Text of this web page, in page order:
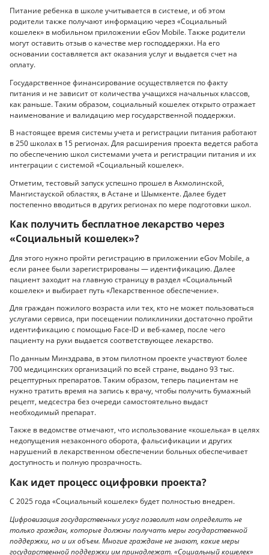
Питание ребенка в школе учитывается в системе, и об этом
родители также получают информацию через «Социальный
кошелек» в мобильном приложении eGov Mobile. Также родители
могут оставить отзыв о качестве мер господдержки. На его
основании составляется акт оказания услуг и выдается счет на
оплату.
Государственное финансирование осуществляется по факту
питания и не зависит от количества учащихся начальных классов,
как раньше. Таким образом, социальный кошелек открыто отражает
наименование и валидацию мер государственной поддержки.
В настоящее время системы учета и регистрации питания работают
в 250 школах в 15 регионах. Для расширения проекта ведется работа
по обеспечению школ системами учета и регистрации питания и их
интеграции с системой «Социальный кошелек».
Отметим, тестовый запуск успешно прошел в Акмолинской,
Мангистауской областях, в Астане и Шымкенте. Далее будет
постепенно вводиться в других регионах по мере подготовки школ.
Как получить бесплатное лекарство через
«Социальный кошелек»?
Для этого нужно пройти регистрацию в приложении eGov Mobile, а
если ранее были зарегистрированы — идентификацию. Далее
пациент заходит на главную страницу в раздел «Социальный
кошелек» и выбирает путь «Лекарственное обеспечение».
Для граждан пожилого возраста или тех, кто не может пользоваться
услугами сервиса, при посещении поликлиники достаточно пройти
идентификацию с помощью Face-ID и веб-камер, после чего
пациенту на руки выдается соответствующее лекарство.
По данным Минздрава, в этом пилотном проекте участвуют более
700 медицинских организаций по всей стране, выдано 93 тыс.
рецептурных препаратов. Таким образом, теперь пациентам не
нужно тратить время на запись к врачу, чтобы получить бумажный
рецепт, медсестра без очереди самостоятельно выдаст
необходимый препарат.
Также в ведомстве отмечают, что использование «кошелька» в целях
недопущения незаконного оборота, фальсификации и других
нарушений в лекарственном обеспечении больных обеспечивает
доступность и полную прозрачность.
Как идет процесс оцифровки проекта?
С 2025 года «Социальный кошелек» будет полностью внедрен.
Цифровизация государственных услуг позволит нам определить не
только граждан, которые должны получать меры государственной
поддержки, но и их объем. Многие граждане не знают, какие меры
государственной поддержки им принадлежат. «Социальный кошелек»